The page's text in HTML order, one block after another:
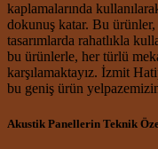
kaplamalarında
dokunuş katar. Bu
tasarımlarda rahatlıkla
bu ürünlerle, her türlü
karşılamaktayız. İzmit
bu geniş ürün
Akustik Panellerin Teknik